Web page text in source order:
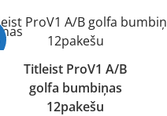
Titleist ProV1 A/B
golfa bumbiņas
12pakešu